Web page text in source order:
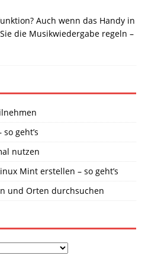
Auch wenn das Handy in
die Musikwiedergabe regeln –
geht’s
nutzen
Mint erstellen – so geht’s
und Orten durchsuchen